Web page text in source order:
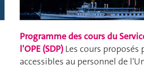
Programme des cours du
l'OPE (SDP) Les cours proposés
accessibles au personnel de